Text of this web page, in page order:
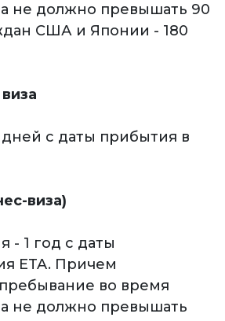
не должно превышать 90
США и Японии - 180
дней с даты прибытия в
виза)
- 1 год с даты
ETA. Причем
во время
не должно превышать